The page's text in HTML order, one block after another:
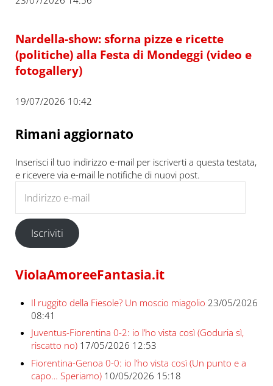
Nardella-show: sforna pizze e ricette
(politiche) alla Festa di Mondeggi (video e
fotogallery)
19/07/2026 10:42
Rimani aggiornato
Inserisci il tuo indirizzo e-mail per iscriverti a questa testata,
e ricevere via e-mail le notifiche di nuovi post.
Iscriviti
ViolaAmoreeFantasia.it
Il ruggito della Fiesole? Un moscio miagolio 23/05/2026
08:41
Juventus-Fiorentina 0-2: io l’ho vista così (Goduria sì,
riscatto no) 17/05/2026 12:53
Fiorentina-Genoa 0-0: io l’ho vista così (Un punto e a
capo… Speriamo) 10/05/2026 15:18